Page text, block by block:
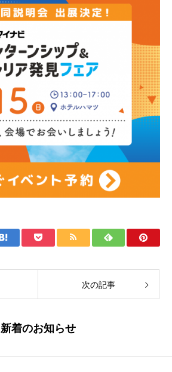
次の記事
新着のお知らせ